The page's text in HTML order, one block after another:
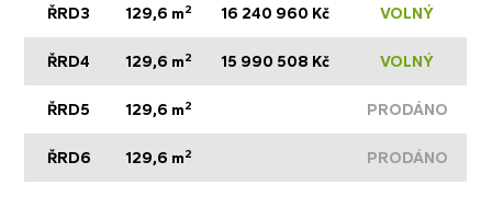
ŘRD3 129,6 m2 16 240 960 Kč VOLNÝ
ŘRD4 129,6 m2 15 990 508 Kč VOLNÝ
ŘRD5 129,6 m2 PRODÁNO
ŘRD6 129,6 m2 PRODÁNO